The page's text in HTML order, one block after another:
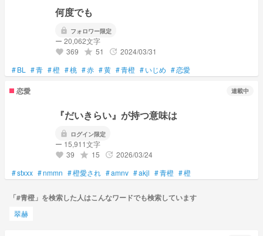
何度でも
lock フォロワー限定
ー 20,062文字
favorite 369 grade 51 update 2024/03/31
#BL #青 #橙 #桃 #赤 #黄 #青橙 #いじめ #恋愛
恋愛 連載中
『だいきらい』が持つ意味は
lock ログイン限定
ー 15,911文字
favorite 39 grade 15 update 2026/03/24
#stxxx #nmmn #橙愛され #amnv #akjl #青橙 #橙
「#青橙」を検索した人はこんなワードでも検索しています
翠赫